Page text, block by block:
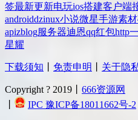
签最新更新电玩ios搭建客户端
androiddzinux小说微星手游素材
apizblog服务器迪恩qq红包http
星耀
下载须知 免责申明 关于隐
Copyright ? 2019丨 666资源网
IPC 豫ICP备18011662号-2